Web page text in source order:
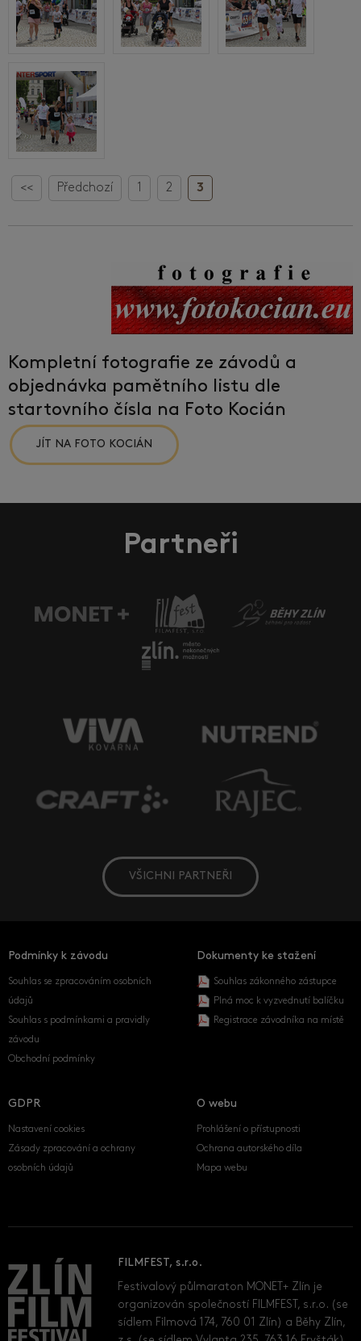
<< Předchozí 1 2 3
Kompletní fotografie ze závodů a
objednávka pamětního listu dle
startovního čísla na Foto Kocián
JÍT NA FOTO KOCIÁN
Partneři
VŠICHNI PARTNEŘI
Podmínky k závodu
Souhlas se zpracováním osobních
údajů
Souhlas s podmínkami a pravidly
závodu
Obchodní podmínky
Dokumenty ke stažení
Souhlas zákonného zástupce
Plná moc k vyzvednutí balíčku
Registrace závodníka na místě
GDPR
Nastavení cookies
Zásady zpracování a ochrany
osobních údajů
O webu
Prohlášení o přístupnosti
Ochrana autorského díla
Mapa webu
FILMFEST, s.r.o.
Festivalový půlmaraton MONET+ Zlín je
organizován společností FILMFEST, s.r.o. (se
sídlem Filmová 174, 760 01 Zlín) a Běhy Zlín,